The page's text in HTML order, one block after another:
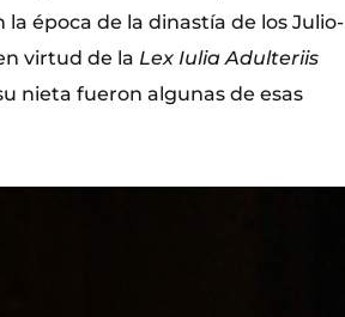
época de la dinastía de los Julio-
virtud de la Lex Iulia Adulteriis
nieta fueron algunas de esas